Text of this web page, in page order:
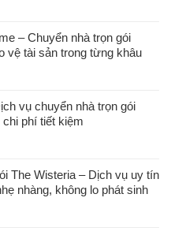
– Chuyển nhà trọn gói
vệ tài sản trong từng khâu
vụ chuyển nhà trọn gói
phí tiết kiệm
The Wisteria – Dịch vụ uy tín
nhàng, không lo phát sinh